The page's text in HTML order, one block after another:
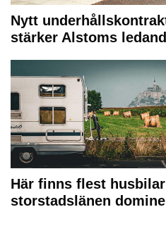
Nytt
stärker Alstoms
Här finns flest
storstadslänen